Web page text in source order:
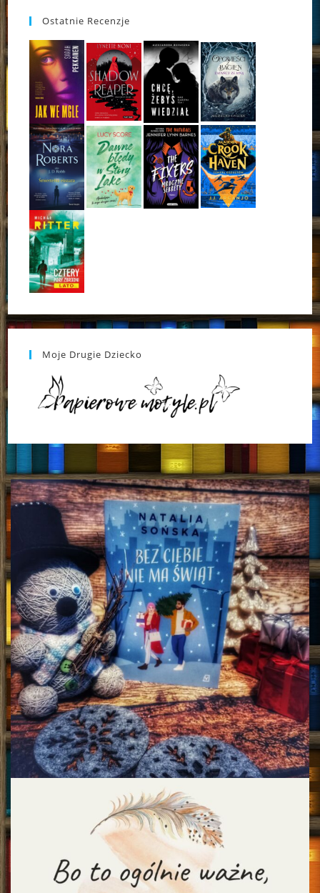
Ostatnie Recenzje
Moje Drugie Dziecko